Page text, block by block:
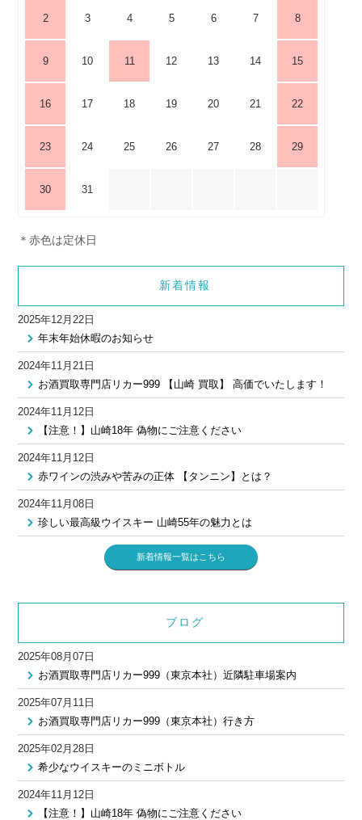
2 3 4 5 6 7 8
9 10 11 12 13 14 15
16 17 18 19 20 21 22
23 24 25 26 27 28 29
30 31
＊赤色は定休日
新着情報
2025年12月22日
年末年始休暇のお知らせ
2024年11月21日
お酒買取専門店リカー999 【山崎 買取】 高価でいたします！
2024年11月12日
【注意！】山崎18年 偽物にご注意ください
2024年11月12日
赤ワインの渋みや苦みの正体 【タンニン】とは？
2024年11月08日
珍しい最高級ウイスキー 山崎55年の魅力とは
新着情報一覧はこちら
ブログ
2025年08月07日
お酒買取専門店リカー999（東京本社）近隣駐車場案内
2025年07月11日
お酒買取専門店リカー999（東京本社）行き方
2025年02月28日
希少なウイスキーのミニボトル
2024年11月12日
【注意！】山崎18年 偽物にご注意ください